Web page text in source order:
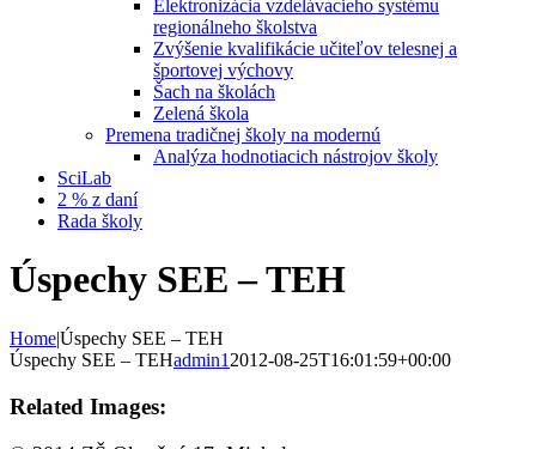
Elektronizácia vzdelávacieho systému
regionálneho školstva
Zvýšenie kvalifikácie učiteľov telesnej a
športovej výchovy
Šach na školách
Zelená škola
Premena tradičnej školy na modernú
Analýza hodnotiacich nástrojov školy
SciLab
2 % z daní
Rada školy
Úspechy SEE – TEH
Home|Úspechy SEE – TEH
Úspechy SEE – TEHadmin1 2012-08-25T16:01:59+00:00
Related Images: